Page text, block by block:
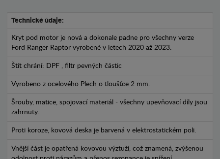
Technické údaje:
Kryt pod motor je nová a dokonale padne pro všechny verze
Ford Ranger Raptor vyrobené v letech 2020 až 2023.
Štít chrání: DPF , filtr pevných částic
Vyrobeno z ocelového Plech o tloušťce 2 mm.
Šrouby, matice, spojovací materiál - všechny upevňovací díly jsou
zahrnuty.
Proti koroze, kovová deska je barvená v elektrostatickém poli.
Vnější část je opatřená kovovou výztuží, což znamená, zvýšenou